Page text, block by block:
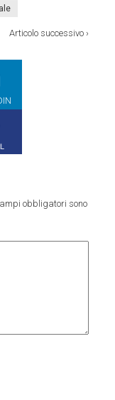
Articolo successivo›
obbligatori sono